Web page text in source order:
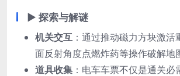
▶ ​ 探索与解谜
机关交互 ：通过推动磁力方块激
面反射角度点燃炸药等操作破解地
道具收集 ：电车车票不仅是通关